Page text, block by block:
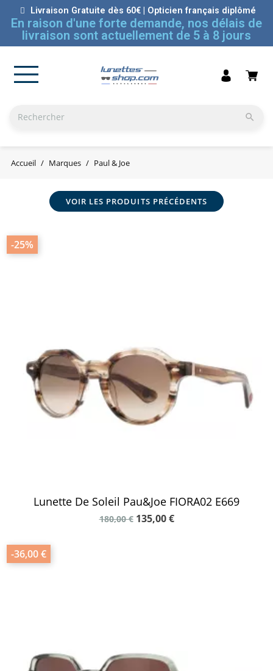
Livraison Gratuite dès 60€ | Opticien français diplômé
En raison d'une forte demande, nos délais de
livraison sont actuellement de 5 à 8 jours

Accueil Marques Paul & Joe
VOIR LES PRODUITS PRÉCÉDENTS
-25%
Lunette De Soleil Pau&Joe FIORA02 E669
180,00 € 135,00 €
-36,00 €